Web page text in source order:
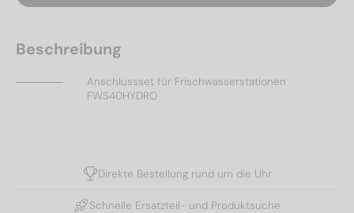
Beschreibung
Anschlussset für Frischwasserstationen
FWS40HYDRO
Direkte Bestellung rund um die Uhr
Schnelle Ersatzteil- und Produktsuche